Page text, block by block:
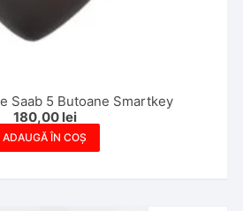
Saab 5 Butoane Smartkey
180,00 lei
ADAUGĂ ÎN COȘ